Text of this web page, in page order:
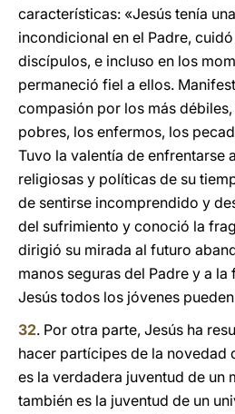
características: «Jesús tenía
incondicional en el Padre,
discípulos, e incluso en los
permaneció fiel a ellos.
compasión por los más
pobres, los enfermos, los
Tuvo la valentía de enfrentarse
religiosas y políticas de su
de sentirse incomprendido y
del sufrimiento y conoció la
dirigió su mirada al futuro
manos seguras del Padre y a la
Jesús todos los jóvenes
32. Por otra parte, Jesús ha
hacer partícipes de la novedad
es la verdadera juventud de un
también es la juventud de un